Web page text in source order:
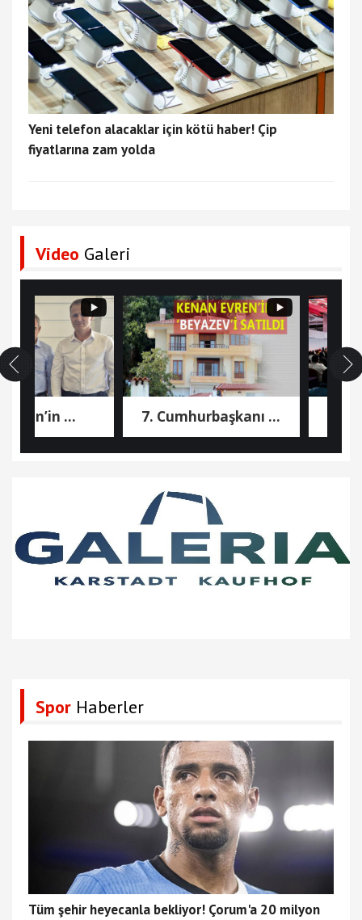
Yeni telefon alacaklar için kötü haber! Çip
fiyatlarına zam yolda
Video Galeri
... 7. Cumhurbaşkanı ...
Spor Haberler
Tüm şehir heyecanla bekliyor! Çorum'a 20 milyon